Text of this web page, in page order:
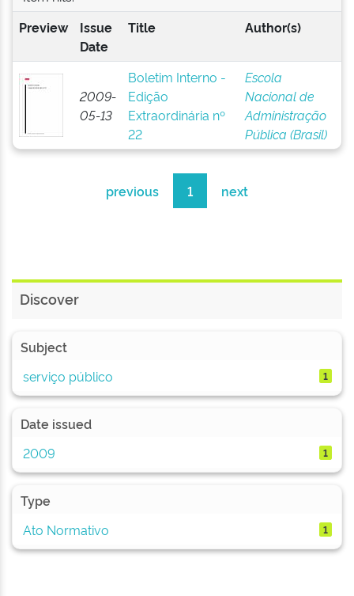
Preview
Issue
Date
Title Author(s)
2009-
05-13
Boletim Interno -
Edição
Extraordinária nº
22
Escola
Nacional de
Administração
Pública (Brasil)
previous 1 next
Discover
Subject
serviço público
1
Date issued
2009
1
Type
Ato Normativo
1